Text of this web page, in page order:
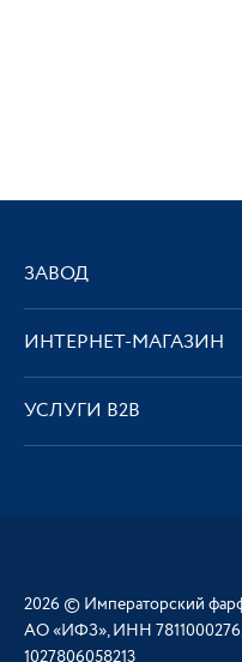
ЗАВОД
ИНТЕРНЕТ-МАГАЗИН
УСЛУГИ В2В
2026 © Императорский
АО «ИФЗ», ИНН
1027806058213